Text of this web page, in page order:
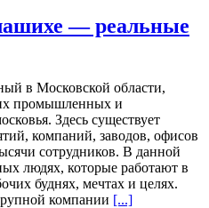
— реальные
в Московской области,
промышленных и
Здесь существует
компаний, заводов, офисов
сотрудников. В данной
людях, которые работают в
буднях, мечтах и целях.
компании [...]